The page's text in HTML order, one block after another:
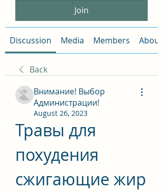
Join
Discussion Media Members About
Back
Внимание! Выбор
Администрации!
August 26, 2023
Травы для
похудения
сжигающие жир